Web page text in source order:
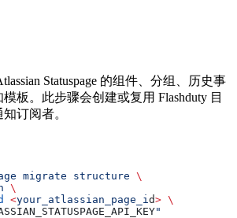
Statuspage 的组件、分组、历史事
板。此步骤会创建或复用 Flashduty 目
订阅者。
migrate structure \
\
<your_atlassian_page_i d> \
"